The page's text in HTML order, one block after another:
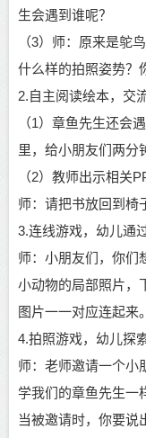
生会遇到谁呢？
（3）师：原来是鸵
什么样的拍照姿势？
2.自主阅读绘本，交
（1）章鱼先生还会
里，给小朋友们两分
（2）教师出示相关
师：请把书放回到椅
3.连线游戏，幼儿通
师：小朋友们，你们
小动物的局部照片，
图片一一对应连起来。
4.拍照游戏，幼儿探
师：老师邀请一个小
学我们的章鱼先生一
当被邀请时，你要说